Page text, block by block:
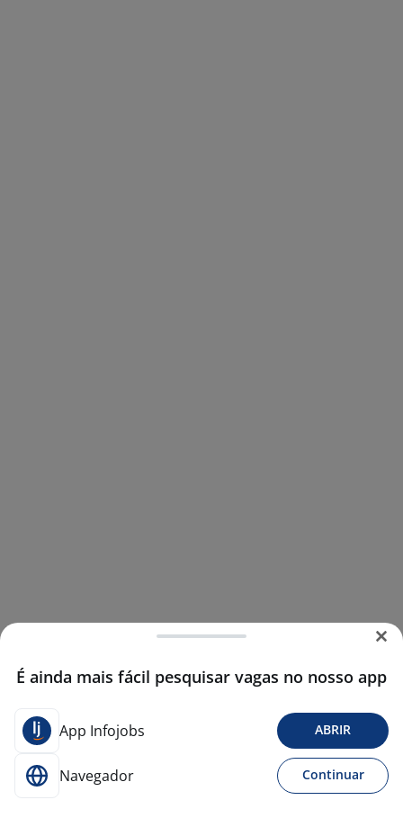
É ainda mais fácil pesquisar vagas no nosso app
App Infojobs ABRIR
Navegador Continuar